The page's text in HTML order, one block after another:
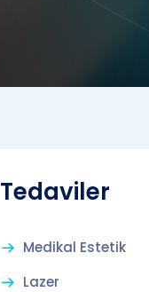
Tedaviler
Medikal Estetik
Lazer